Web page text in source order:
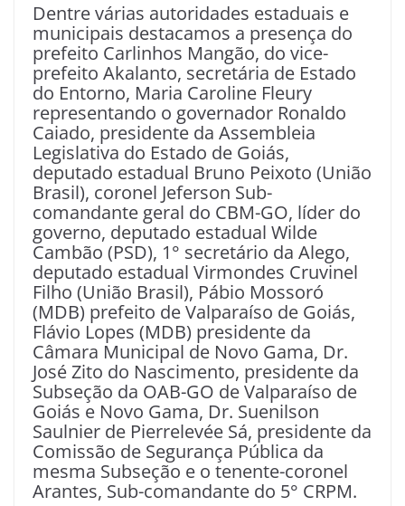
Dentre várias autoridades estaduais e
municipais destacamos a presença do
prefeito Carlinhos Mangão, do vice-
prefeito Akalanto, secretária de Estado
do Entorno, Maria Caroline Fleury
representando o governador Ronaldo
Caiado, presidente da Assembleia
Legislativa do Estado de Goiás,
deputado estadual Bruno Peixoto (União
Brasil), coronel Jeferson Sub-
comandante geral do CBM-GO, líder do
governo, deputado estadual Wilde
Cambão (PSD), 1° secretário da Alego,
deputado estadual Virmondes Cruvinel
Filho (União Brasil), Pábio Mossoró
(MDB) prefeito de Valparaíso de Goiás,
Flávio Lopes (MDB) presidente da
Câmara Municipal de Novo Gama, Dr.
José Zito do Nascimento, presidente da
Subseção da OAB-GO de Valparaíso de
Goiás e Novo Gama, Dr. Suenilson
Saulnier de Pierrelevée Sá, presidente da
Comissão de Segurança Pública da
mesma Subseção e o tenente-coronel
Arantes, Sub-comandante do 5° CRPM.